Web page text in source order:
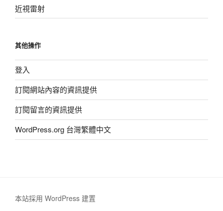
近視雷射
其他操作
登入
訂閱網站內容的資訊提供
訂閱留言的資訊提供
WordPress.org 台灣繁體中文
本站採用 WordPress 建置